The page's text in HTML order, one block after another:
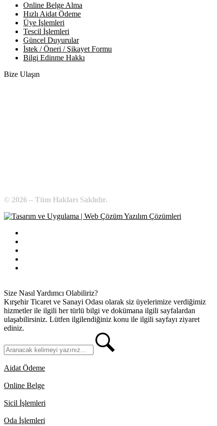
Online Belge Alma
Hızlı Aidat Ödeme
Üye İşlemleri
Tescil İşlemleri
Güncel Duyurular
İstek / Öneri / Şikayet Formu
Bilgi Edinme Hakkı
Bize Ulaşın
© 2026 – Tüm Hakları Saklıdır.
Size Nasıl Yardımcı Olabiliriz?
Kırşehir Ticaret ve Sanayi Odası olarak siz üyelerimize verdiğimiz
hizmetler ile ilgili her türlü bilgi ve dokümana ilgili sayfalardan
ulaşabilirsiniz. Lütfen ilgilendiğiniz konu ile ilgili sayfayı ziyaret
ediniz.
Aidat Ödeme
Online Belge
Sicil İşlemleri
Oda İşlemleri